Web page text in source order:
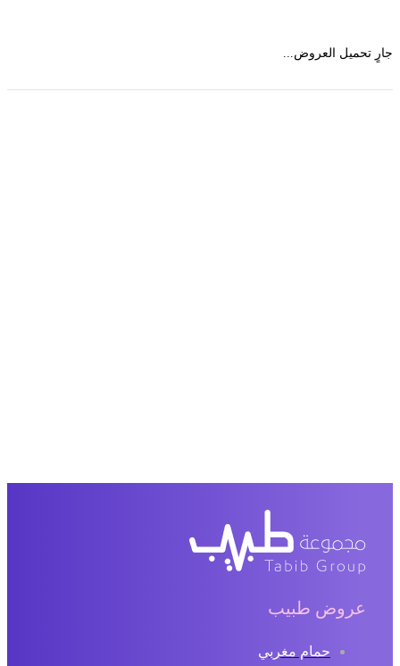
تحميل العروض...
عروض طبيب
حمام مغربي